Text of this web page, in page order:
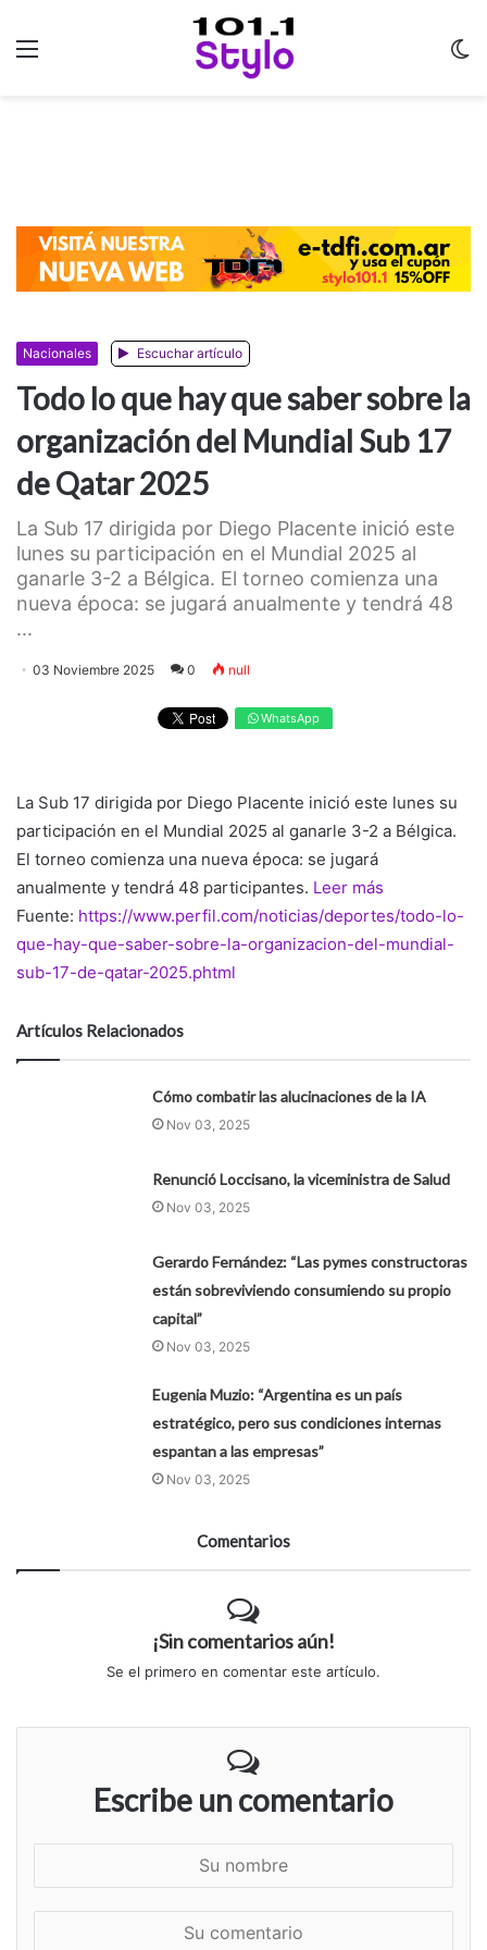
Nacionales Escuchar artículo
Todo lo que hay que saber sobre la
organización del Mundial Sub 17
de Qatar 2025
La Sub 17 dirigida por Diego Placente inició este
lunes su participación en el Mundial 2025 al
ganarle 3-2 a Bélgica. El torneo comienza una
nueva época: se jugará anualmente y tendrá 48
...
03 Noviembre 2025 0 null
WhatsApp
La Sub 17 dirigida por Diego Placente inició este lunes su
participación en el Mundial 2025 al ganarle 3-2 a Bélgica.
El torneo comienza una nueva época: se jugará
anualmente y tendrá 48 participantes. Leer más
Fuente: https://www.perfil.com/noticias/deportes/todo-lo-
que-hay-que-saber-sobre-la-organizacion-del-mundial-
sub-17-de-qatar-2025.phtml
Artículos Relacionados
Cómo combatir las alucinaciones de la IA
Nov 03, 2025
Renunció Loccisano, la viceministra de Salud
Nov 03, 2025
Gerardo Fernández: “Las pymes constructoras
están sobreviviendo consumiendo su propio
capital”
Nov 03, 2025
Eugenia Muzio: “Argentina es un país
estratégico, pero sus condiciones internas
espantan a las empresas”
Nov 03, 2025
Comentarios
¡Sin comentarios aún!
Se el primero en comentar este artículo.
Escribe un comentario